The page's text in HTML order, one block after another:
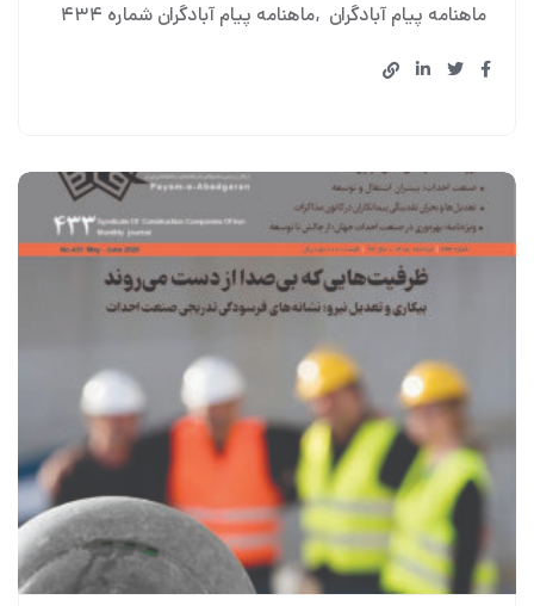
ماهنامه پیام آبادگران ماهنامه پیام آبادگران شماره ۴۳۴